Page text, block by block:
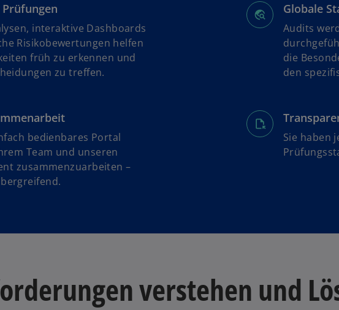
n
e
t
interaktive Dashboards
Risikobewertungen helfen
früh zu erkennen und
zu treffen.
Globale
Audits
die
den
bedienbares Portal
Team und unseren
zusammenzuarbeiten –
Sie haben
verstehen und